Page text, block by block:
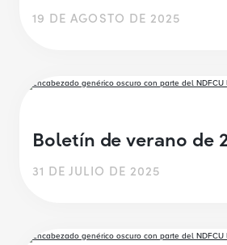
19 DE AGOSTO DE 2025
Boletín de verano de
31 DE JULIO DE 2025